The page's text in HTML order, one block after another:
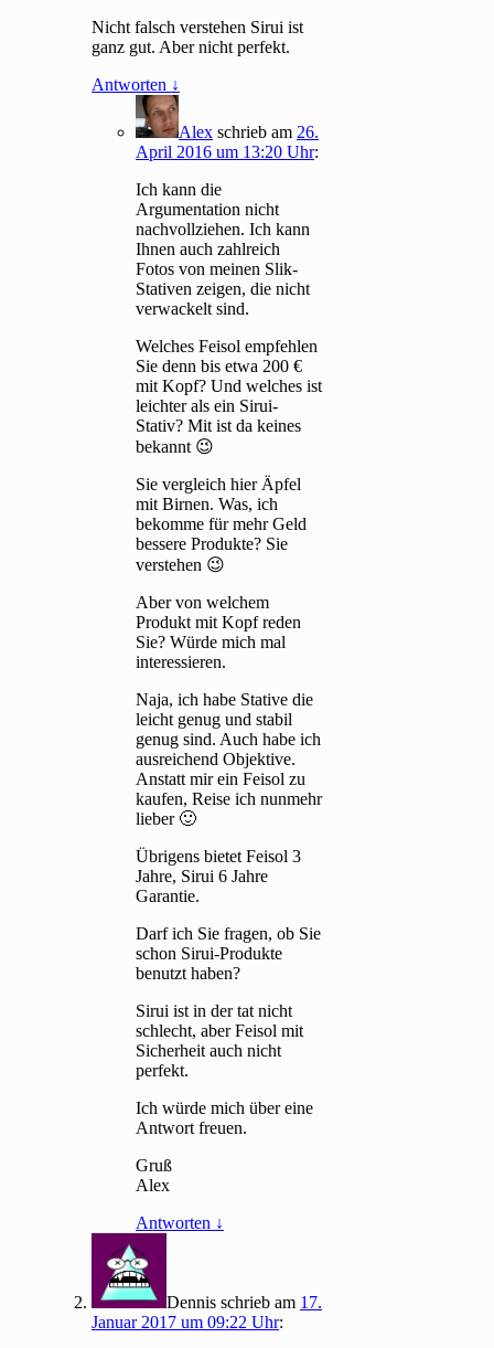
Nicht falsch verstehen Sirui ist
ganz gut. Aber nicht perfekt.
Antworten ↓
Alex schrieb am 26.
April 2016 um 13:20 Uhr:
Ich kann die
Argumentation nicht
nachvollziehen. Ich kann
Ihnen auch zahlreich
Fotos von meinen Slik-
Stativen zeigen, die nicht
verwackelt sind.
Welches Feisol empfehlen
Sie denn bis etwa 200 €
mit Kopf? Und welches ist
leichter als ein Sirui-
Stativ? Mit ist da keines
bekannt 😉
Sie vergleich hier Äpfel
mit Birnen. Was, ich
bekomme für mehr Geld
bessere Produkte? Sie
verstehen 😉
Aber von welchem
Produkt mit Kopf reden
Sie? Würde mich mal
interessieren.
Naja, ich habe Stative die
leicht genug und stabil
genug sind. Auch habe ich
ausreichend Objektive.
Anstatt mir ein Feisol zu
kaufen, Reise ich nunmehr
lieber 🙂
Übrigens bietet Feisol 3
Jahre, Sirui 6 Jahre
Garantie.
Darf ich Sie fragen, ob Sie
schon Sirui-Produkte
benutzt haben?
Sirui ist in der tat nicht
schlecht, aber Feisol mit
Sicherheit auch nicht
perfekt.
Ich würde mich über eine
Antwort freuen.
Gruß
Alex
Antworten ↓
Dennis schrieb am 17.
Januar 2017 um 09:22 Uhr: